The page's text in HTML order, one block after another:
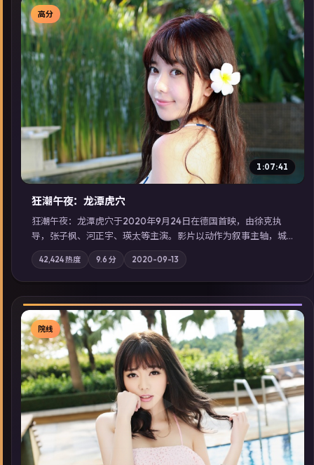
▶
高分
1:07:41
狂潮午夜：龙潭虎穴
狂潮午夜：龙潭虎穴于2020年9月24日在德国首映，由徐克执
导，张子枫、河正宇、瑛太等主演。影片以动作为叙事主轴，城
市霓虹背后，有人用规则改写命运；摄影与配乐强化地域气质；
站内亦可通过「国产免费观看高清电视剧在线看」延展检索同类
型高分佳作，畅享高清在线追剧体验。
42,424热度 9.6 分 2020-09-13
▶
院线